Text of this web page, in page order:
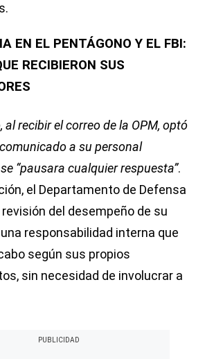
EN EL PENTÁGONO Y EL FBI:
RECIBIERON SUS
al recibir el correo de la OPM, optó
a su personal
“pausara cualquier respuesta”.
el Departamento de Defensa
del desempeño de su
responsabilidad interna que
según sus propios
sin necesidad de involucrar a